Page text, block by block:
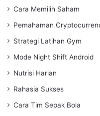
Cara Memilih Saham
Pemahaman
Strategi Latihan Gym
Mode Night Shift Android
Nutrisi Harian
Rahasia Sukses
Cara Tim Sepak Bola